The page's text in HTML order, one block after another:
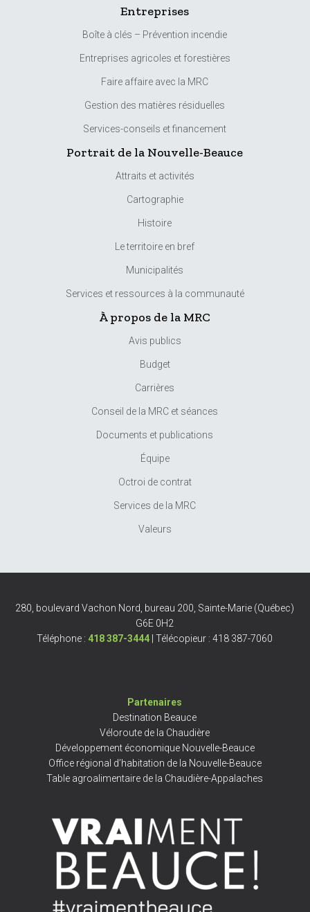
Entreprises
Boîte à clés – Prévention incendie
Entreprises agricoles et forestières
Faire affaire avec la MRC
Gestion des matières résiduelles
Services-conseils et financement
Portrait de la Nouvelle-Beauce
Attraits et activités
Cartographie
Histoire
Le territoire en bref
Municipalités
Services et ressources à la communauté
À propos de la MRC
Avis publics
Budget
Carrières
Conseil de la MRC et séances
Documents et publications
Équipe
Octroi de contrat
Services de la MRC
Valeurs
280, boulevard Vachon Nord, bureau 200, Sainte-Marie (Québec)
G6E 0H2
Téléphone : 418 387-3444 | Télécopieur : 418 387-7060
Partenaires
Destination Beauce
Véloroute de la Chaudière
Développement économique Nouvelle-Beauce
Office régional d’habitation de la Nouvelle-Beauce
Table agroalimentaire de la Chaudière-Appalaches